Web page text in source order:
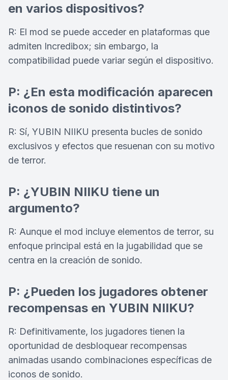
en varios dispositivos?
R: El mod se puede acceder en plataformas que
admiten Incredibox; sin embargo, la
compatibilidad puede variar según el dispositivo.
P: ¿En esta modificación aparecen
iconos de sonido distintivos?
R: Sí, YUBIN NIIKU presenta bucles de sonido
exclusivos y efectos que resuenan con su motivo
de terror.
P: ¿YUBIN NIIKU tiene un
argumento?
R: Aunque el mod incluye elementos de terror, su
enfoque principal está en la jugabilidad que se
centra en la creación de sonido.
P: ¿Pueden los jugadores obtener
recompensas en YUBIN NIIKU?
R: Definitivamente, los jugadores tienen la
oportunidad de desbloquear recompensas
animadas usando combinaciones específicas de
iconos de sonido.